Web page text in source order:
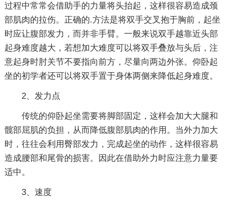
过程中常常会借助手的力量将头抬起，这样很容易造成颈
部肌肉的拉伤。正确的.方法是将双手交叉抱于胸前，起坐
时应让腹部发力，而并非手臂。一般来说双手越靠近头部
起身难度越大，若想加大难度可以将双手叠放与头后，注
意起身时肘关节不要指向前方，尽量向两边外张。仰卧起
坐的初学者还可以将双手置于身体两侧来降低起身难度。
2、发力点
传统的仰卧起坐需要将脚部固定，这样会加大大腿和
髋部屈肌的负担，从而降低腹部肌肉的作用。当外力加大
时，往往会利用臀部发力，完成起坐的动作，这样很容易
造成腰部和尾骨的损害。因此在借助外力时应注意力量要
适中。
3、速度